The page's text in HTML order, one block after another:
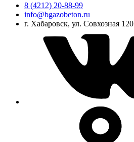
8 (4212) 20-88-99
info@bgazobeton.ru
г. Хабаровск, ул. Совхозная 120